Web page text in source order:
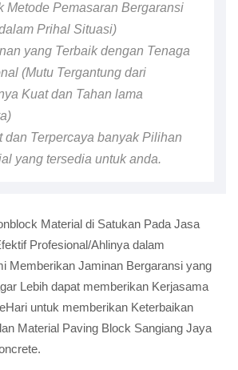
Metode Pemasaran Bergaransi
Prihal Situasi)
yang Terbaik dengan Tenaga
(Mutu Tergantung dari
Kuat dan Tahan lama
dan Terpercaya banyak Pilihan
yang tersedia untuk anda.
Material di Satukan Pada Jasa
Profesional/Ahlinya dalam
Memberikan Jaminan Bergaransi yang
Lebih dapat memberikan Kerjasama
untuk memberikan Keterbaikan
Material Paving Block Sangiang Jaya